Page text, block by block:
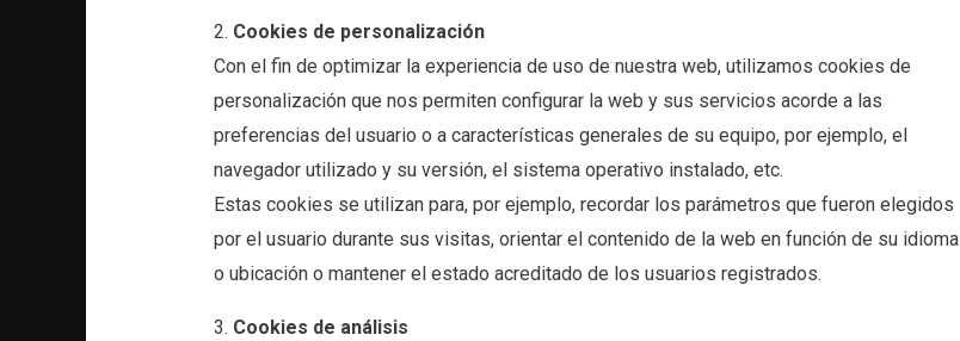
2. Cookies de personalización
Con el fin de optimizar la experiencia de uso de nuestra web, utilizamos cookies de
personalización que nos permiten configurar la web y sus servicios acorde a las
preferencias del usuario o a características generales de su equipo, por ejemplo, el
navegador utilizado y su versión, el sistema operativo instalado, etc.
Estas cookies se utilizan para, por ejemplo, recordar los parámetros que fueron elegidos
por el usuario durante sus visitas, orientar el contenido de la web en función de su idioma
o ubicación o mantener el estado acreditado de los usuarios registrados.
3. Cookies de análisis